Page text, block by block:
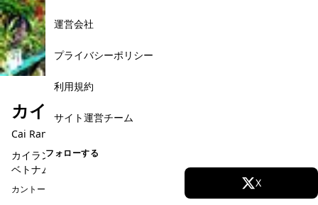
運営会社
プライバシーポリシー
利用規約
サイト運営チーム
フォローする
X
カイラン水上マーケット
Cai Rang Floating Market
カイランチャン、ベトナムのカントー市にあるカイラン市場は、
ベトナムデルタ地域で最も有名な市場の1つです。カイラン市場
は、ミエンテーィエンとも呼ばれ、地元の人々にとって重要な買
い物や交流の場所です...
カントー